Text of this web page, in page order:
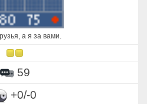
а я за вами.
59
+0/-0